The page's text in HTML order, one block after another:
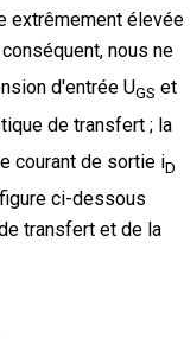
extrêmement élevée
nous ne
d'entrée UGS et
de transfert ; la
courant de sortie iD
ci-dessous
transfert et de la